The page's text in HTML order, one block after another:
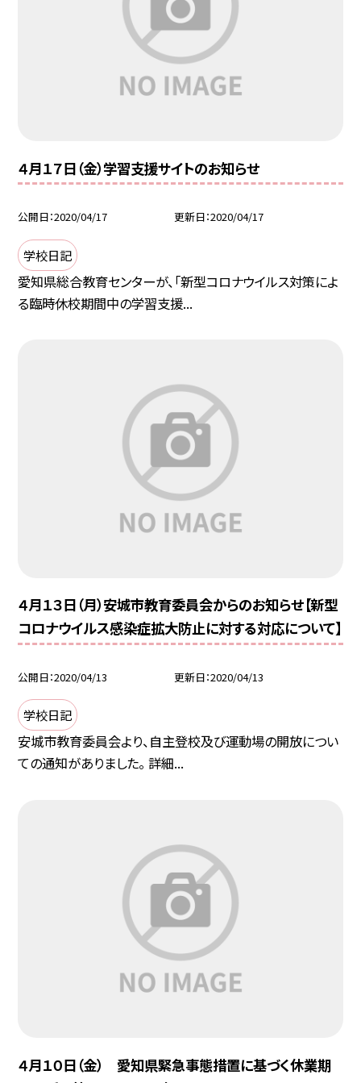
４月１７日（金）学習支援サイトのお知らせ
公開日 2020/04/17 更新日 2020/04/17
学校日記
愛知県総合教育センターが、「新型コロナウイルス対策によ
る臨時休校期間中の学習支援...
４月１３日（月）安城市教育委員会からのお知らせ【新型
コロナウイルス感染症拡大防止に対する対応について】
公開日 2020/04/13 更新日 2020/04/13
学校日記
安城市教育委員会より、自主登校及び運動場の開放につい
ての通知がありました。 詳細...
４月１０日（金） 愛知県緊急事態措置に基づく休業期